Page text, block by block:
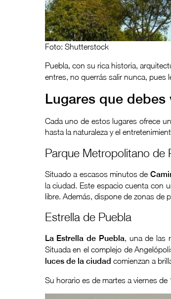
Foto: Shutterstock
Puebla, con su rica historia,
entres, no querrás salir nunca, pues
Lugares que
Cada uno de estos lugares ofrece
hasta la naturaleza y el
Parque Metropolitano de
Situado a escasos minutos de
la ciudad. Este espacio cuenta con
libre. Además, dispone de zonas de
Estrella de Puebla
La Estrella de Puebla, una de las
Situada en el complejo de
luces de la ciudad comienzan a
Su horario es de martes a viernes